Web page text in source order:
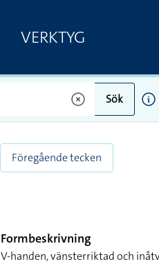
VERKTYG
Sök
Föregående tecken
Formbeskrivning
V-handen, vänsterriktad och